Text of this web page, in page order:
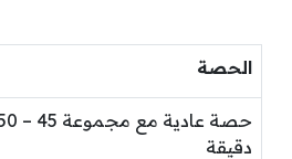
الحصة
حصة عادية مع
دقيقة